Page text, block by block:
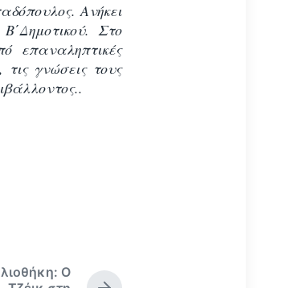
Ανήκει
Στο
επαναληπτικές
γνώσεις τους
Ο